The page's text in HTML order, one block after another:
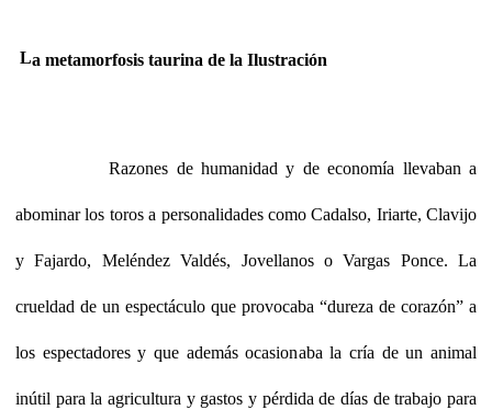
La metamorfosis taurina de la Ilustración
Razones de humanidad y de economía llevaban a
abominar los toros a personalidades como Cadalso, Iriarte, Clavijo
y Fajardo, Meléndez Valdés, Jovellanos o Vargas Ponce. La
crueldad de un espectáculo que provocaba “dureza de corazón” a
los espectadores y que además ocasionaba la cría de un animal
inútil para la agricultura y gastos y pérdida de días de trabajo para